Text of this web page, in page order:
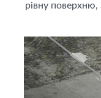
рівну